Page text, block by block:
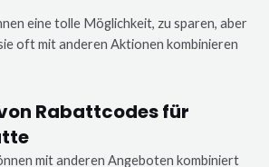
eine tolle Möglichkeit, zu sparen, aber
oft mit anderen Aktionen kombinieren
Rabattcodes für
mit anderen Angeboten kombiniert